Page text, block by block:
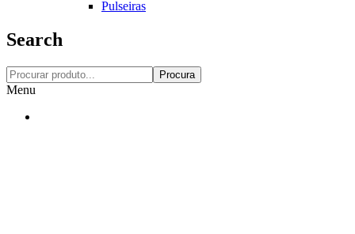
Pulseiras
Search
Procura
Menu